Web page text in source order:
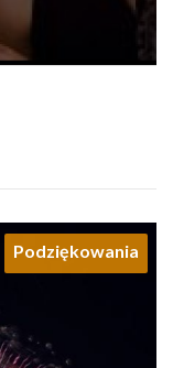
Podziękowania